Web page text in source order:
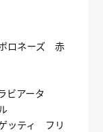
ロネーズ 赤
アータ
ッティ フリ